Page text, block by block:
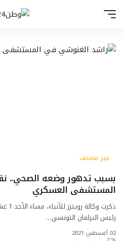
غير مصنف
بسبب تدهور وضعه الصحي..
المستشفى العسكري
رئيس البرلمان التونسي…
02 أغسطس 2021